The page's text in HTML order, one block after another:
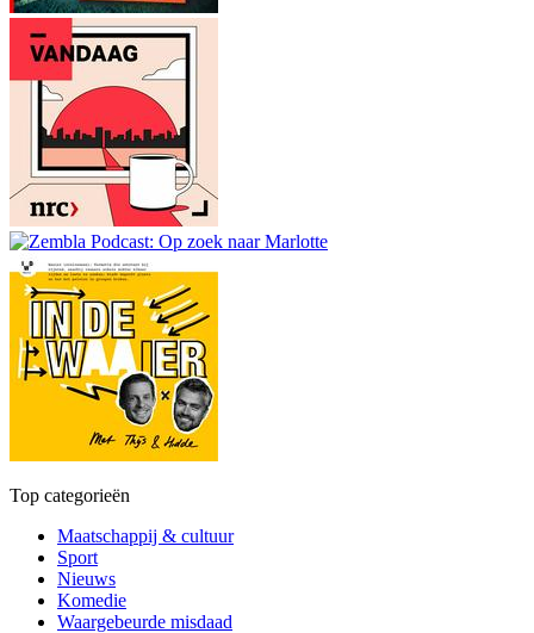
Top categorieën
Maatschappij & cultuur
Sport
Nieuws
Komedie
Waargebeurde misdaad